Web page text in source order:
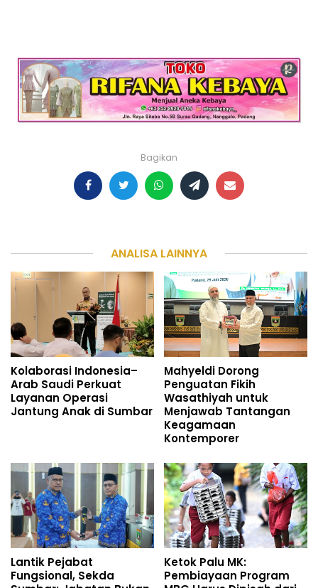
Bagikan
ANALISA LAINNYA
Kolaborasi Indonesia–
Arab Saudi Perkuat
Layanan Operasi
Jantung Anak di Sumbar
Mahyeldi Dorong
Penguatan Fikih
Wasathiyah untuk
Menjawab Tantangan
Keagamaan
Kontemporer
Lantik Pejabat
Fungsional, Sekda
Ketok Palu MK:
Pembiayaan Program